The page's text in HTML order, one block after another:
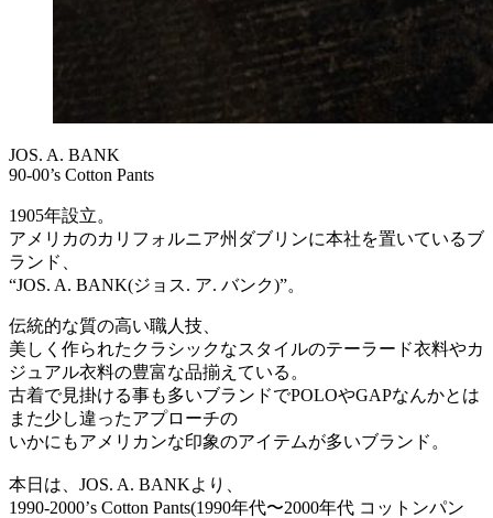
JOS. A. BANK
90-00’s Cotton Pants
1905年設立。
アメリカのカリフォルニア州ダブリンに本社を置いているブ
ランド、
“JOS. A. BANK(ジョス. ア. バンク)”。
伝統的な質の高い職人技、
美しく作られたクラシックなスタイルのテーラード衣料やカ
ジュアル衣料の豊富な品揃えている。
古着で見掛ける事も多いブランドでPOLOやGAPなんかとは
また少し違ったアプローチの
いかにもアメリカンな印象のアイテムが多いブランド。
本日は、JOS. A. BANKより、
1990-2000’s Cotton Pants(1990年代〜2000年代 コットンパン